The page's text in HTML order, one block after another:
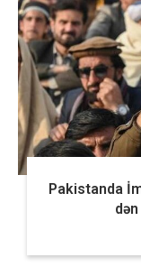
Pakistanda